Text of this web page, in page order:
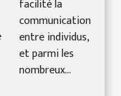
facilité la
communication
entre individus,
et parmi les
nombreux...